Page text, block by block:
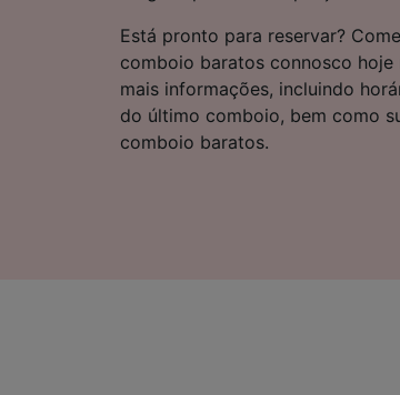
Está pronto para reservar?
comboio baratos connosco
mais informações, incluindo
do último comboio, bem como
comboio baratos.